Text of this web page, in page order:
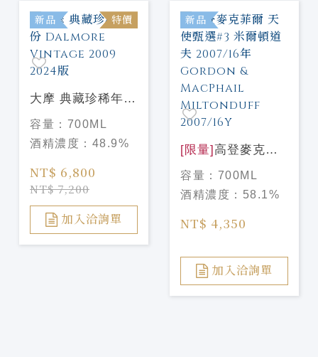
新品 特價
大摩 典藏珍稀年份
Dalmore Vintage
2009 2024版
容量： 700ML
酒精濃度： 48.9%
NT$ 6,800
NT$ 7,200
加入洽詢單
新品
[限量] 高登麥克菲
爾 天使甄選#3 米
爾頓道夫 2007/16
年 Gordon &
MacPhail
容量： 700ML
酒精濃度： 58.1%
NT$ 4,350
加入洽詢單